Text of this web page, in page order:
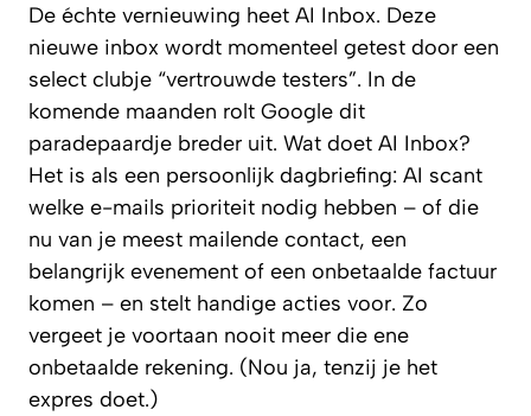
De échte vernieuwing heet AI Inbox. Deze
nieuwe inbox wordt momenteel getest door een
select clubje “vertrouwde testers”. In de
komende maanden rolt Google dit
paradepaardje breder uit. Wat doet AI Inbox?
Het is als een persoonlijk dagbriefing: AI scant
welke e-mails prioriteit nodig hebben – of die
nu van je meest mailende contact, een
belangrijk evenement of een onbetaalde factuur
komen – en stelt handige acties voor. Zo
vergeet je voortaan nooit meer die ene
onbetaalde rekening. (Nou ja, tenzij je het
expres doet.)